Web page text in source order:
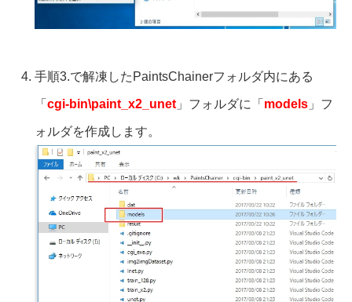
手順3.で解凍したPaintsChainerフォルダ内にある
「 cgi-bin\paint_x2_unet 」フォルダに「 models 」フ
ォルダを作成します。